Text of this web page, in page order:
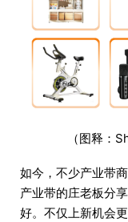
（图释：
如今，不少产业带
产业带的庄老板分
好。不仅上新机会